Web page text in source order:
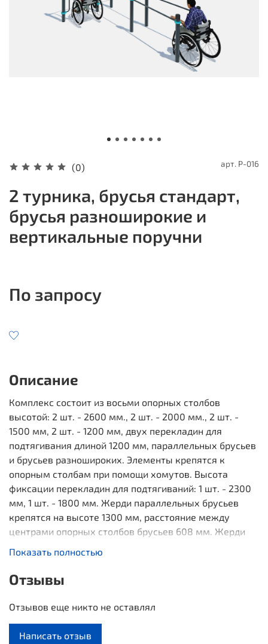
(0) арт. P-016
2 турника, брусья стандарт,
брусья разноширокие и
вертикальные поручни
По запросу
Описание
Комплекс состоит из восьми опорных столбов
высотой: 2 шт. - 2600 мм., 2 шт. - 2000 мм., 2 шт. -
1500 мм, 2 шт. - 1200 мм, двух перекладин для
подтягивания длиной 1200 мм, параллельных брусьев
и брусьев разношироких. Элементы крепятся к
опорным столбам при помощи хомутов. Высота
фиксации перекладин для подтягиваний: 1 шт. - 2300
мм, 1 шт. - 1800 мм. Жерди параллельных брусьев
крепятся на высоте 1300 мм, расстояние между
центрами опорных столбов брусьев 608 мм. Жерди
от поверхности основания, расстояние между
центрами опорных столбов брусьев: 608 мм - с одной
стороны и 808 мм - с другой стороны. Комплекс
оснащен поручнями для инвалидов-колясочников.
Компактная параплощадка подходит для курса
Показать полностью
Отзывы
Отзывов еще никто не оставлял
Написать отзыв